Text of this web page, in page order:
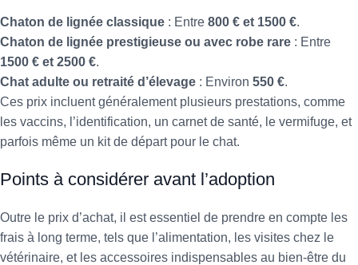
Chaton de lignée classique : Entre 800 € et 1500 €.
Chaton de lignée prestigieuse ou avec robe rare : Entre
1500 € et 2500 €.
Chat adulte ou retraité d’élevage : Environ 550 €.
Ces prix incluent généralement plusieurs prestations, comme
les vaccins, l’identification, un carnet de santé, le vermifuge, et
parfois même un kit de départ pour le chat.
Points à considérer avant l’adoption
Outre le prix d’achat, il est essentiel de prendre en compte les
frais à long terme, tels que l’alimentation, les visites chez le
vétérinaire, et les accessoires indispensables au bien-être du